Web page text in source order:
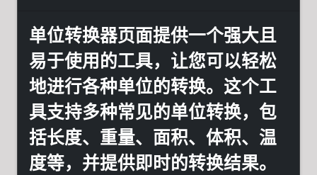
单位转换器页面提供一个强大且
易于使用的工具，让您可以轻松
地进行各种单位的转换。这个工
具支持多种常见的单位转换，包
括长度、重量、面积、体积、温
度等，并提供即时的转换结果。